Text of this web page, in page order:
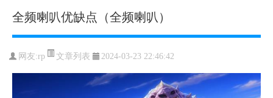
全频喇叭优缺点（全频喇叭）
网友:rp 文章列表 2024-03-23 22:46:42